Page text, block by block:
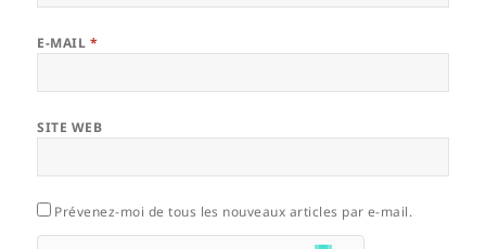
E-MAIL *
SITE WEB
Prévenez-moi de tous les nouveaux articles par e-mail.